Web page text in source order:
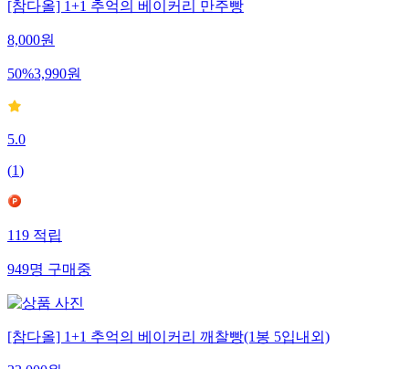
[참다올] 1+1 추억의 베이커리 만주빵
8,000원
50%3,990원
5.0
(1)
119적립
949명구매중
[참다올] 1+1 추억의 베이커리 깨찰빵(1봉 5입내외)